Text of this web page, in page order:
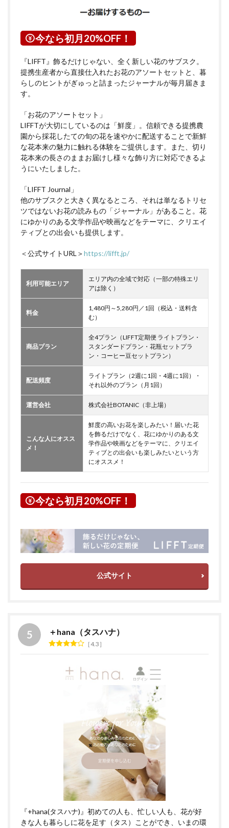
今なら初月20%OFF！
『LIFFT』飾るだけじゃない、全く新しい花のサブスク。
提携生産者から直接仕入れたお花のアソートセットと、暮
らしのヒントがぎゅっと詰まったジャーナルが毎月届きま
す。
「お花のアソートセット」
LIFFTが大切にしているのは「鮮度」。信頼できる提携農
園から採花したての旬の花を速やかに配送することで新鮮
な花本来の魅力に触れる体験をご提供します。また、切り
花本来の長さのままお届けし様々な飾り方に対応できるよ
うにいたしました。
「LIFFT Journal」
他のサブスクと大きく異なるところ、それは単なるトリセ
ツではないお花の読みもの「ジャーナル」があること。花
にゆかりのある文学作品や映画などをテーマに、クリエイ
ティブとの出会いも提供します。
＜公式サイトURL＞https://lifft.jp/
利用可能エリア
エリア内の全域で対応（一部の特殊エリ
アは除く）
料金
1,480円～5,280円／1回（税込・送料含
む）
商品プラン
全4プラン（LIFFT定期便 ライトプラン・
スタンダードプラン・花瓶セットプラ
ン・コーヒー豆セットプラン）
配送頻度
ライトプラン（2週に1回・4週に1回）・
それ以外のプラン（月1回）
運営会社 株式会社BOTANIC（非上場）
こんな人にオスス
メ！
鮮度の高いお花を楽しみたい！届いた花
を飾るだけでなく、花にゆかりのある文
学作品や映画などをテーマに、クリエイ
ティブとの出会いも楽しみたいという方
にオススメ！
今なら初月20%OFF！
公式サイト
＋hana（タスハナ）
4.3
『+hana(タスハナ)』初めての人も、忙しい人も、花が好
きな人も暮らしに花を足す（タス）ことができ、いまの環